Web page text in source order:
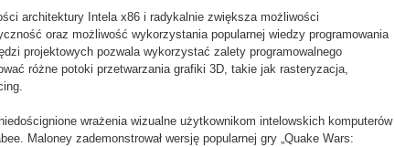
architektury Intela x86 i radykalnie zwiększa możliwości
oraz możliwość wykorzystania popularnej wiedzy programowania
projektowych pozwala wykorzystać zalety programowalnego
różne potoki przetwarzania grafiki 3D, takie jak rasteryzacja,
wrażenia wizualne użytkownikom intelowskich komputerów
Maloney zademonstrował wersję popularnej gry „Quake Wars: